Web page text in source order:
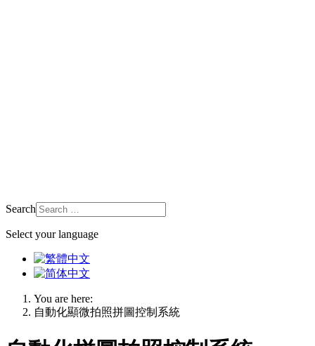
Search
Select your language
You are here:
自動化顯微拍照拼圖控制系統